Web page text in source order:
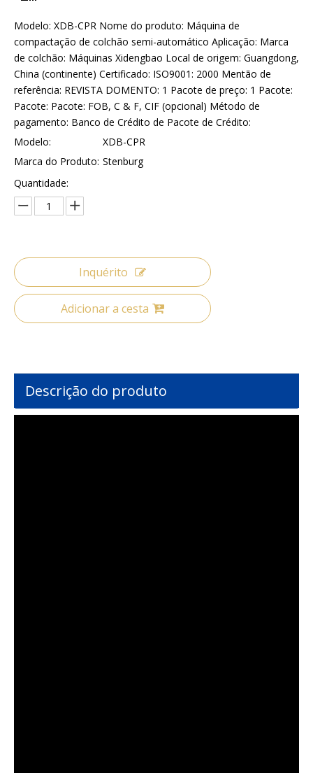
Modelo: XDB-CPR Nome do produto: Máquina de
compactação de colchão semi-automático Aplicação: Marca
de colchão: Máquinas Xidengbao Local de origem: Guangdong,
China (continente) Certificado: ISO9001: 2000 Mentão de
referência: REVISTA DOMENTO: 1 Pacote de preço: 1 Pacote:
Pacote: Pacote: FOB, C & F, CIF (opcional) Método de
pagamento: Banco de Crédito de Pacote de Crédito:
Modelo:
XDB-CPR
Marca do Produto: Stenburg
Quantidade:
Inquérito
Adicionar a cesta
Descrição do produto